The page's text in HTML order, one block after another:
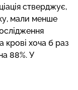
стверджує,
мали менше
крові хоча б раз
88%. У